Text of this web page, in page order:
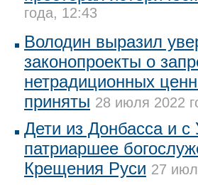
года, 12:43
Володин выразил
законопроекты о
нетрадиционных
приняты 28 июля 2022
Дети из Донбасса и с
патриаршее
Крещения Руси 27